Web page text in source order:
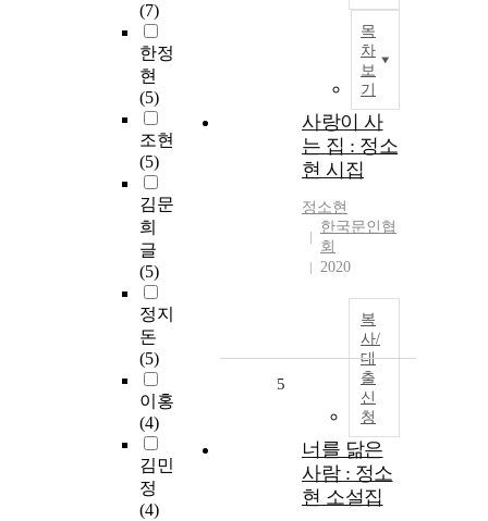
(7)
한정
현
(5)
조현
(5)
김문
희
글
(5)
정지
돈
(5)
이홍
(4)
김민
정
(4)
목
차
보
기
사랑이 사
는 집 : 정소
현 시집
정소현
한국문인협
회
2020
복
사/
대
출
신
청
5
너를 닮은
사람 : 정소
현 소설집